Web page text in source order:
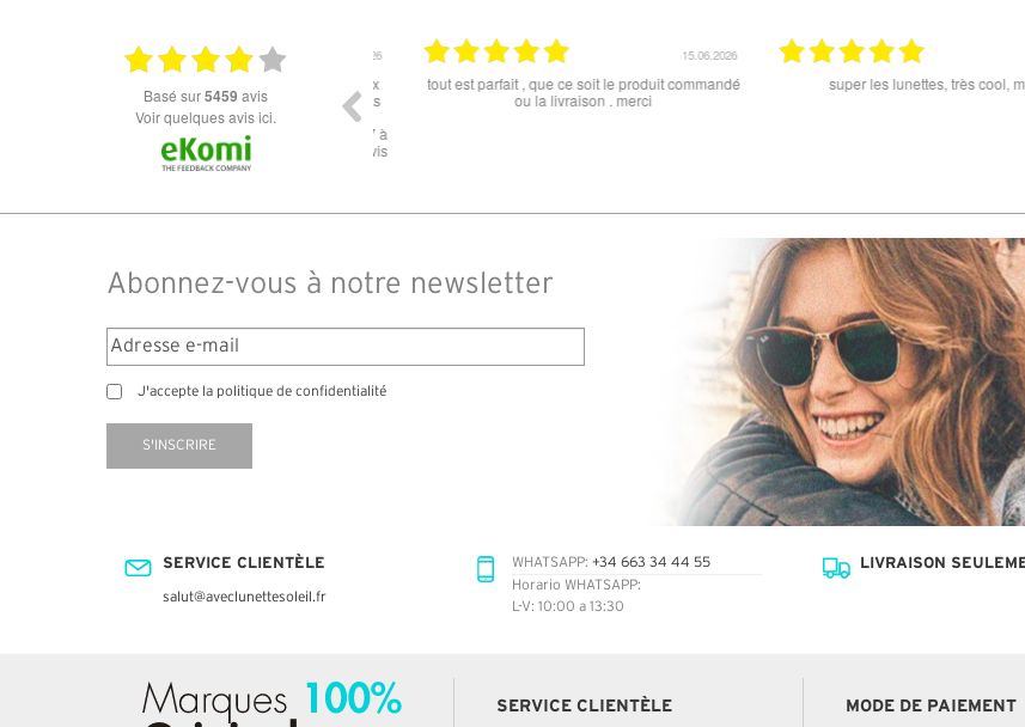
basé sur5459 avis
Voir quelques avis ici.
dans les types de lunettes. Attention: les stocks
des différents produits ne sont pas à jour. J'ai
commandé des lunettes Nike disponible sous 7 à
14 jours. J'ai reçu sous 3 jours. Attention aux avis
truspilot qui reflètent pas le site
15.06.2026
tout est parfait , que ce soit le produit commandé
ou la livraison . merci
super les lunettes, très cool, merci
Abonnez-vous à notre newsletter
J'accepte la politique de confidentialité
S'INSCRIRE
SERVICE CLIENTÈLE
salut@aveclunettesoleil.fr
WHATSAPP: +34 663 34 44 55
Horario WHATSAPP:
L-V: 10:00 a 13:30
LIVRAISON
SERVICE CLIENTÈLE MODE DE PAIEMENT